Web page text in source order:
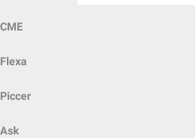
CME
Flexa
Piccer
Ask